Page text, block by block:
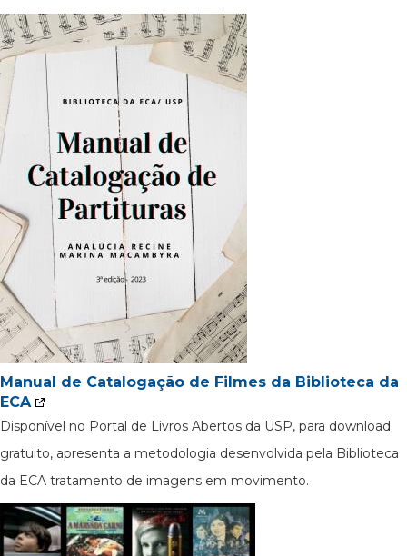
Manual de Catalogação de Filmes da Biblioteca da
ECA
Disponível no Portal de Livros Abertos da USP, para download
gratuito, apresenta a metodologia desenvolvida pela Biblioteca
da ECA tratamento de imagens em movimento.